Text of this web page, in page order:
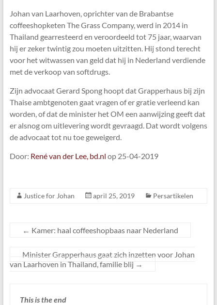
Johan van Laarhoven, oprichter van de Brabantse
coffeeshopketen The Grass Company, werd in 2014 in
Thailand gearresteerd en veroordeeld tot 75 jaar, waarvan
hij er zeker twintig zou moeten uitzitten. Hij stond terecht
voor het witwassen van geld dat hij in Nederland verdiende
met de verkoop van softdrugs.
Zijn advocaat Gerard Spong hoopt dat Grapperhaus bij zijn
Thaise ambtgenoten gaat vragen of er gratie verleend kan
worden, of dat de minister het OM een aanwijzing geeft dat
er alsnog om uitlevering wordt gevraagd. Dat wordt volgens
de advocaat tot nu toe geweigerd.
Door: René van der Lee, bd.nl op 25-04-2019
Justice for Johan april 25, 2019 Persartikelen
← Kamer: haal coffeeshopbaas naar Nederland
Minister Grapperhaus gaat zich inzetten voor Johan
van Laarhoven in Thailand, familie blij →
This is the end